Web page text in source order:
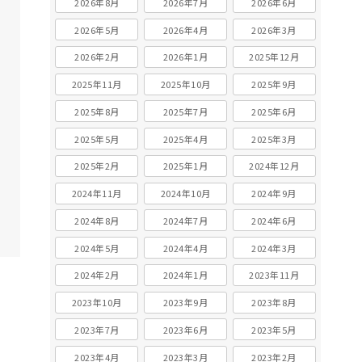
2026年5月 2026年4月 2026年3月
2026年2月 2026年1月 2025年12月
2025年11月 2025年10月 2025年9月
2025年8月 2025年7月 2025年6月
2025年5月 2025年4月 2025年3月
2025年2月 2025年1月 2024年12月
2024年11月 2024年10月 2024年9月
2024年8月 2024年7月 2024年6月
2024年5月 2024年4月 2024年3月
2024年2月 2024年1月 2023年11月
2023年10月 2023年9月 2023年8月
2023年7月 2023年6月 2023年5月
2023年4月 2023年3月 2023年2月